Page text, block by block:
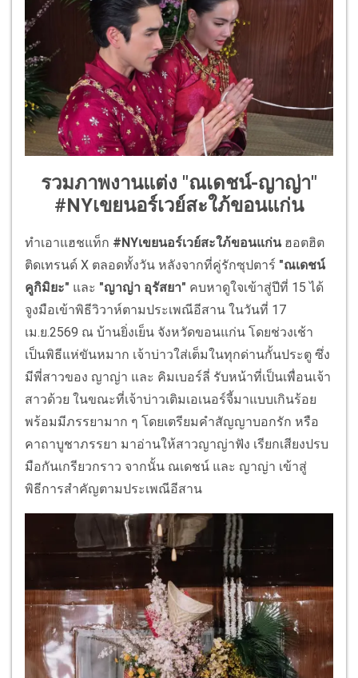
รวมภาพงานแต่ง "ณเดชน์-ญาญ่า"
#NYเขยนอร์เวย์สะใภ้ขอนแก่น
ทำเอาแฮชแท็ก #NYเขยนอร์เวย์สะใภ้ขอนแก่นฮอตฮิต
ติดเทรนด์ X ตลอดทั้งวัน หลังจากที่คู่รักซุปตาร์ "ณเดชน์
คูกิมิยะ" และ "ญาญ่า อุรัสยา" คบหาดูใจเข้าสู่ปีที่ 15 ได้
จูงมือเข้าพิธีวิวาห์ตามประเพณีอีสาน ในวันที่ 17
เม.ย.2569 ณ บ้านยิ่งเย็น จังหวัดขอนแก่น โดยช่วงเช้า
เป็นพิธีแห่ขันหมาก เจ้าบ่าวใส่เต็มในทุกด่านกั้นประตู ซึ่ง
มีพี่สาวของ ญาญ่า และ คิมเบอร์ลี่ รับหน้าที่เป็นเพื่อนเจ้า
สาวด้วย ในขณะที่เจ้าบ่าวเติมเอเนอร์จี้มาแบบเกินร้อย
พร้อมมีภรรยามาก ๆ โดยเตรียมคำสัญญาบอกรัก หรือ
คาถาบูชาภรรยา มาอ่านให้สาวญาญ่าฟัง เรียกเสียงปรบ
มือกันเกรียวกราว จากนั้น ณเดชน์ และ ญาญ่า เข้าสู่
พิธีการสำคัญตามประเพณีอีสาน